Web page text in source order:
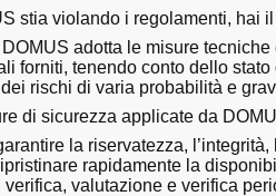
stia violando i regolamenti, hai
DOMUS adotta le misure
forniti, tenendo conto dello
rischi di varia probabilità e
di sicurezza applicate da
la riservatezza,
rapidamente la
verifica, valutazione e verifica